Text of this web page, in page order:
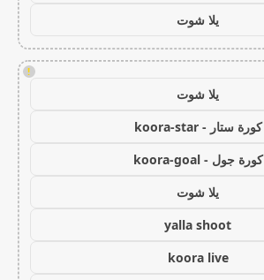
يلا شوت
!
يلا شوت
كورة ستار - koora-star
كورة جول - koora-goal
يلا شوت
yalla shoot
koora live